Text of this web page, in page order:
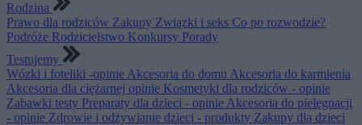
Rodzina
Prawo dla rodziców Zakupy Związki i seks Co po rozwodzie?
Podróże Rodzicielstwo Konkursy Porady
Testujemy
Wózki i foteliki -opinie Akcesoria do domu Akcesoria do karmienia
Akcesoria dla ciężarnej opinie Kosmetyki dla rodziców - opinie
Zabawki testy Preparaty dla dzieci - opinie Akcesoria do pielęgnacji
- opinie Zdrowie i odżywianie dzieci - produkty Zakupy dla dzieci